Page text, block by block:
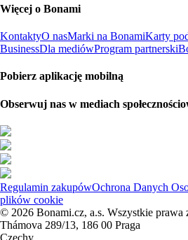
Więcej o Bonami
KontaktyO nasMarki na BonamiKarty
BusinessDla mediówProgram partnerski
Pobierz aplikację mobilną
Obserwuj nas w mediach
Regulamin zakupówOchrona Danych
plików cookie
© 2026 Bonami.cz, a.s. Wszystkie prawa
Thámova 289/13, 186 00 Praga
Czechy